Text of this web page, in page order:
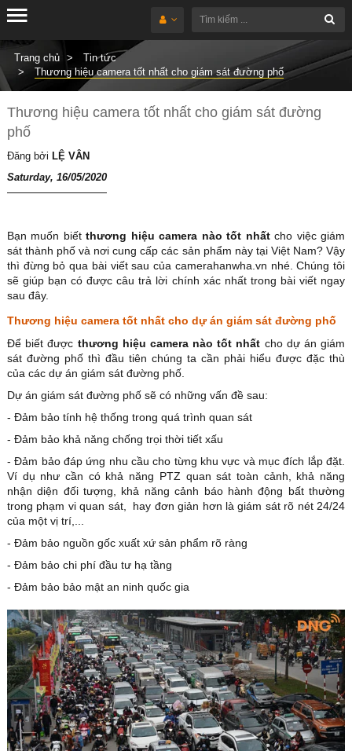
Trang chủ
Tin tức
Thương hiệu camera tốt nhất cho giám sát đường phố
Thương hiệu camera tốt nhất cho giám sát đường
phố
Đăng bởi LỆ VÂN
Saturday, 16/05/2020
Bạn muốn biếtthương hiệu camera nào tốt nhấtcho việc giám
sát thành phố và nơi cung cấp các sản phẩm này tại Việt Nam? Vậy
thì đừng bỏ qua bài viết sau của camerahanwha.vn nhé. Chúng tôi
sẽ giúp bạn có được câu trả lời chính xác nhất trong bài viết ngay
sau đây.
Thương hiệu camera tốt nhất cho dự án giám sát đường phố
Để biết được thương hiệu camera nào tốt nhất cho dự án giám
sát đường phố thì đầu tiên chúng ta cần phải hiểu được đặc thù
của các dự án giám sát đường phố.
Dự án giám sát đường phố sẽ có những vấn đề sau:
- Đảm bảo tính hệ thống trong quá trình quan sát
- Đảm bảo khả năng chống trọi thời tiết xấu
- Đảm bảo đáp ứng nhu cầu cho từng khu vực và mục đích lắp đặt.
Ví dụ như cần có khả năng PTZ quan sát toàn cảnh, khả năng
nhận diện đối tượng, khả năng cảnh báo hành động bất thường
trong phạm vi quan sát, hay đơn giản hơn là giám sát rõ nét 24/24
của một vị trí,...
- Đảm bảo nguồn gốc xuất xứ sản phẩm rõ ràng
- Đảm bảo chi phí đầu tư hạ tầng
- Đảm bảo bảo mật an ninh quốc gia